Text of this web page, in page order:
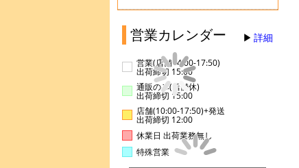
営業カレンダー 詳細
営業(店舗14:00-17:50)
出荷締切 15:00
通販のみ(店舗休)
出荷締切 15:00
店舗(10:00-17:50)+発送
出荷締切 12:00
休業日 出荷業務無し
特殊営業